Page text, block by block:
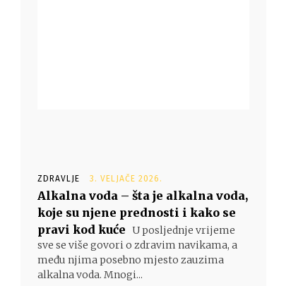
ZDRAVLJE 3. VELJAČE 2026.
Alkalna voda – šta je alkalna voda,
koje su njene prednosti i kako se
pravi kod kuće U posljednje vrijeme
sve se više govori o zdravim navikama, a
među njima posebno mjesto zauzima
alkalna voda. Mnogi...